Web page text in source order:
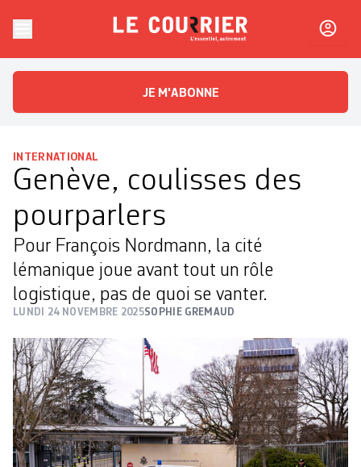
Le CourrierL'essentiel, autrement
JE M'ABONNE
INTERNATIONAL
Genève, coulisses des
pourparlers
Pour François Nordmann, la cité
lémanique joue avant tout un rôle
logistique, pas de quoi se vanter.
LUNDI 24 NOVEMBRE 2025SOPHIE GREMAUD